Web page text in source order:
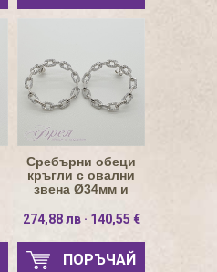
Сребърни обеци
кръгли с овални
звена Ø34мм и
274,88 лв · 140,55 €
ПОРЪЧАЙ